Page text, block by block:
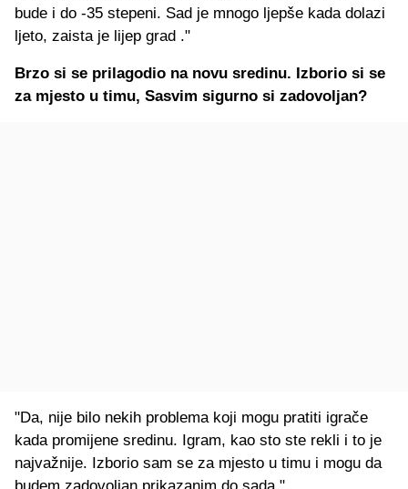
bude i do -35 stepeni. Sad je mnogo ljepše kada dolazi
ljeto, zaista je lijep grad ."
Brzo si se prilagodio na novu sredinu. Izborio si se
za mjesto u timu, Sasvim sigurno si zadovoljan?
"Da, nije bilo nekih problema koji mogu pratiti igrače
kada promijene sredinu. Igram, kao sto ste rekli i to je
najvažnije. Izborio sam se za mjesto u timu i mogu da
budem zadovoljan prikazanim do sada."